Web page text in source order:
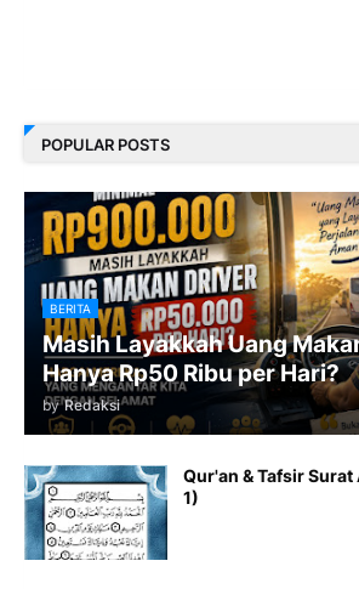
POPULAR POSTS
BERITA
Masih Layakkah Uang
Hanya Rp50 Ribu per Hari?
by Redaksi
Qur'an & Tafsir
1)